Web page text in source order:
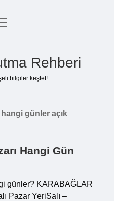
Rehberi
bilgiler keşfet!
hangi günler açık
Hangi Gün
günler? KARABAĞLAR
Pazar YeriSalı –